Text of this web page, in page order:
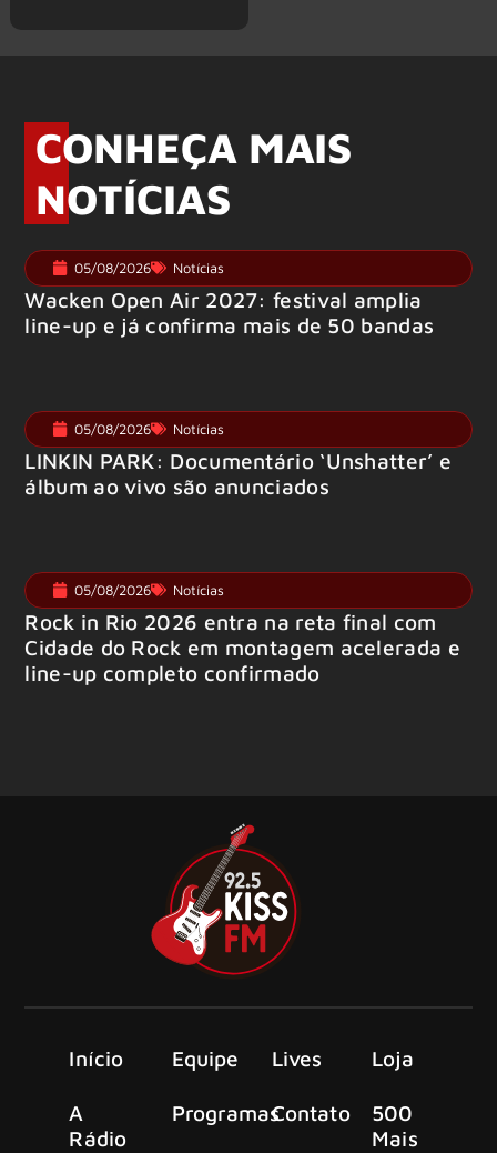
CONHEÇA MAIS
NOTÍCIAS
05/08/2026 Notícias
Wacken Open Air 2027: festival amplia
line-up e já confirma mais de 50 bandas
05/08/2026 Notícias
LINKIN PARK: Documentário ‘Unshatter’ e
álbum ao vivo são anunciados
05/08/2026 Notícias
Rock in Rio 2026 entra na reta final com
Cidade do Rock em montagem acelerada e
line-up completo confirmado
Início
A
Rádio
Equipe
Programas
Lives
Contato
Loja
500
Mais